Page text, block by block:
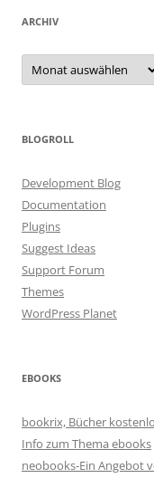
ARCHIV
Archiv
BLOGROLL
Development Blog
Documentation
Plugins
Suggest Ideas
Support Forum
Themes
WordPress Planet
EBOOKS
bookrix, Bücher
Info zum Thema ebooks
neobooks-Ein Angebot